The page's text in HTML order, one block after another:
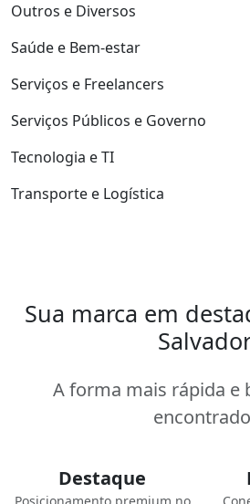
Outros e Diversos
Saúde e Bem-estar
Serviços e Freelancers
Serviços Públicos e Governo
Tecnologia e TI
Transporte e Logística
Sua marca em
A forma mais rápida e
Destaque